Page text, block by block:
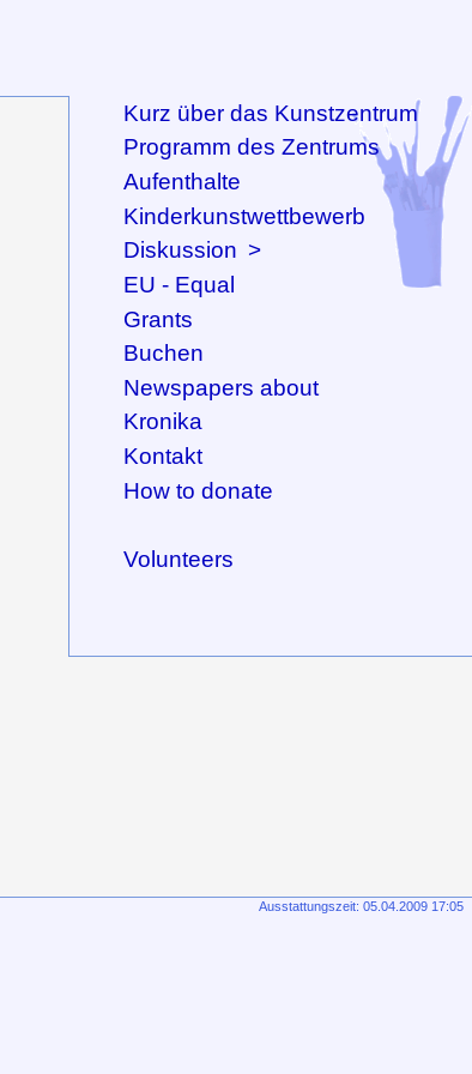
Kurz über das Kunstzentrum
Programm des Zentrums
Aufenthalte
Kinderkunstwettbewerb
Diskussion >
EU - Equal
Grants
Buchen
Newspapers about
Kronika
Kontakt
How to donate
Volunteers
Ausstattungszeit: 05.04.2009 17:05